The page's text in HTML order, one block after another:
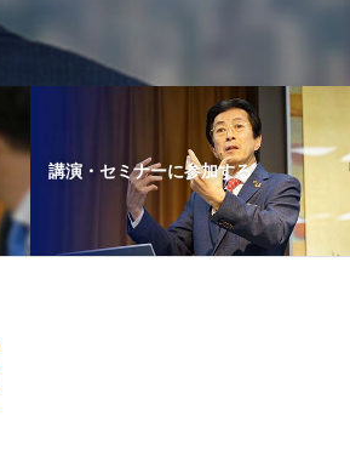
講演・セミナーに参加する